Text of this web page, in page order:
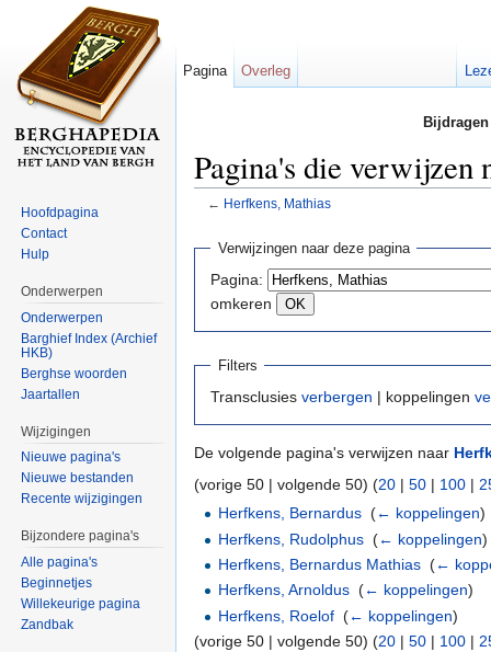
Pagina's die
← Herfkens, Mathias
Verwijzingen naar deze pagina
Pagina:
omkeren
Filters
Transclusies verbergen | koppelingen
De volgende pagina's verwijzen naar
(vorige 50 | volgende 50) (20 | 50 | 100 |
Herfkens, Bernardus ‎(← koppelingen)
Herfkens, Rudolphus ‎(← koppelingen)
Herfkens, Bernardus Mathias ‎(←
Herfkens, Arnoldus ‎(← koppelingen)
Herfkens, Roelof ‎(← koppelingen)
(vorige 50 | volgende 50) (20 | 50 | 100 |
Pagina Overleg
Hoofdpagina
Contact
Hulp
Onderwerpen
Onderwerpen
Barghief Index (Archief
HKB)
Berghse woorden
Jaartallen
Wijzigingen
Nieuwe pagina's
Nieuwe bestanden
Recente wijzigingen
Bijzondere pagina's
Alle pagina's
Beginnetjes
Willekeurige pagina
Zandbak